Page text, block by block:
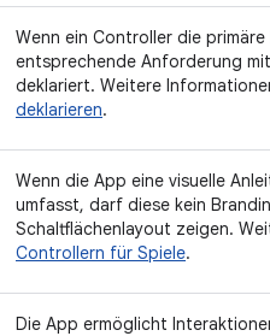
Wenn ein Controller die
entsprechende Anforderung
deklariert. Weitere
deklarieren.
Wenn die App eine visuelle
umfasst, darf diese kein
Schaltflächenlayout zeigen.
Controllern für Spiele.
Die App ermöglicht